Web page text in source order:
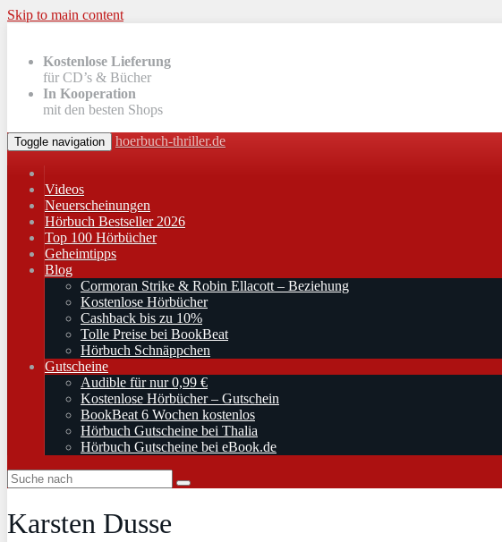
Skip to main content
Kostenlose Lieferung
für CD’s & Bücher
In Kooperation
mit den besten Shops
Toggle navigation hoerbuch-thriller.de
Videos
Neuerscheinungen
Hörbuch Bestseller 2026
Top 100 Hörbücher
Geheimtipps
Blog
Cormoran Strike & Robin Ellacott – Beziehung
Kostenlose Hörbücher
Cashback bis zu 10%
Tolle Preise bei BookBeat
Hörbuch Schnäppchen
Gutscheine
Audible für nur 0,99 €
Kostenlose Hörbücher – Gutschein
BookBeat 6 Wochen kostenlos
Hörbuch Gutscheine bei Thalia
Hörbuch Gutscheine bei eBook.de
Karsten Dusse